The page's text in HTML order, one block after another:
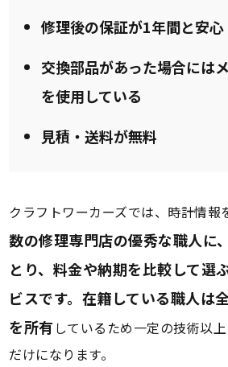
修理後の保証が1年間と安心
交換部品があった場合には
を使用している
見積・送料が無料
クラフトワーカーズでは、時計情報
数の修理専門店の優秀な職人に
とり、料金や納期を比較して選
ビスです。在籍している職人は
を所有 しているため一定の技術以
だけになります。